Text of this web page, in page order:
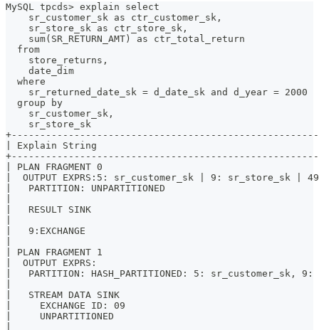
MySQL tpcds> explain select
    sr_customer_sk as ctr_customer_sk,
    sr_store_sk as ctr_store_sk,
    sum(SR_RETURN_AMT) as ctr_total_return
  from
    store_returns,
    date_dim
  where
    sr_returned_date_sk = d_date_sk and d_year = 2000
  group by
    sr_customer_sk,
    sr_store_sk
| Explain String
| PLAN FRAGMENT 0
|  OUTPUT EXPRS:5: sr_customer_sk | 9:
|   PARTITION: UNPARTITIONED
|   RESULT SINK
|   9:EXCHANGE
| PLAN FRAGMENT 1
|  OUTPUT EXPRS:
|   PARTITION: HASH_PARTITIONED: 5:
|   STREAM DATA SINK
|     EXCHANGE ID: 09
|     UNPARTITIONED